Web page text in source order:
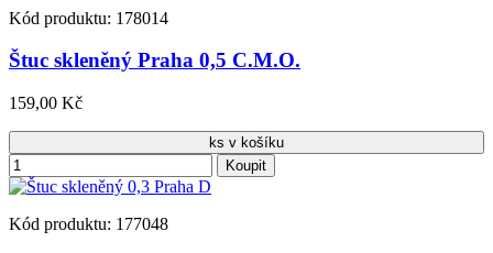
Kód produktu: 178014
Štuc skleněný Praha 0,5 C.M.O.
159,00 Kč
ks v košíku
Koupit
Kód produktu: 177048